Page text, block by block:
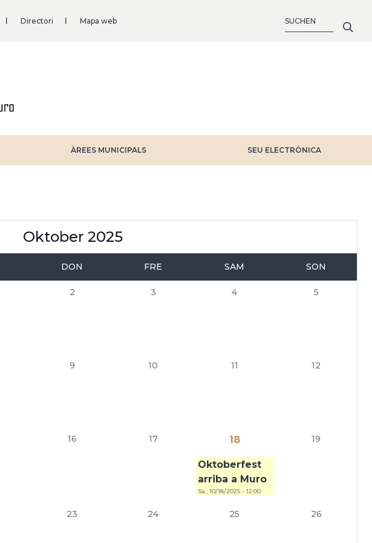
Directori Mapa web
ÀREES MUNICIPALS SEU ELECTRÒNICA
Oktober 2025
DON FRE SAM SON
2 3 4 5
9 10 11 12
16 17 18 19
Oktoberfest
arriba a Muro
Sa., 10/18/2025 - 12:00
23 24 25 26